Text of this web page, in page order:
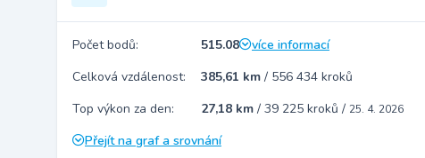
Počet bodů: 515.08
více informací
Celková vzdálenost:
385,61 km / 556 434 kroků
Top výkon za den:
27,18 km / 39 225 kroků / 25. 4. 2026
Přejít na graf a srovnání